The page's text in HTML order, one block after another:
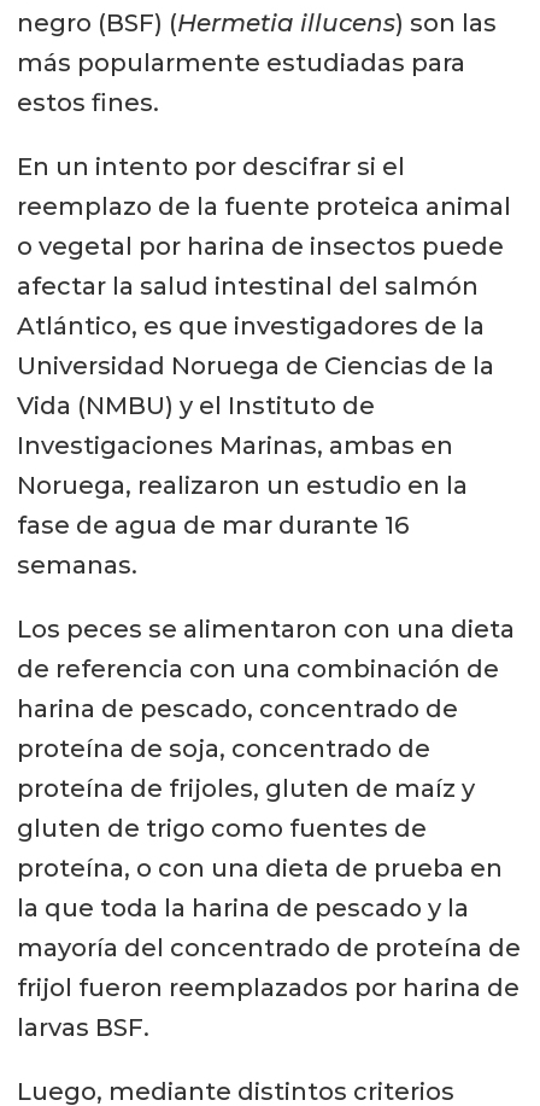
negro (BSF) (Hermetia illucens) son las
más popularmente estudiadas para
estos fines.
En un intento por descifrar si el
reemplazo de la fuente proteica animal
o vegetal por harina de insectos puede
afectar la salud intestinal del salmón
Atlántico, es que investigadores de la
Universidad Noruega de Ciencias de la
Vida (NMBU) y el Instituto de
Investigaciones Marinas, ambas en
Noruega, realizaron un estudio en la
fase de agua de mar durante 16
semanas.
Los peces se alimentaron con una dieta
de referencia con una combinación de
harina de pescado, concentrado de
proteína de soja, concentrado de
proteína de frijoles, gluten de maíz y
gluten de trigo como fuentes de
proteína, o con una dieta de prueba en
la que toda la harina de pescado y la
mayoría del concentrado de proteína de
frijol fueron reemplazados por harina de
larvas BSF.
Luego, mediante distintos criterios